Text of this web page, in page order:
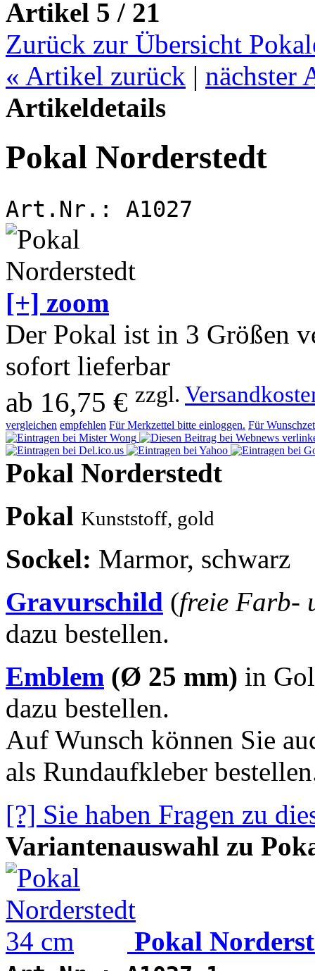
Artikel 5 / 21
Zurück zur Übersicht
« Artikel zurück | nächster
Artikeldetails
Pokal Norderstedt
Art.Nr.: A1027
[+] zoom
Der Pokal ist in 3 Größen
sofort lieferbar
ab 16,75 € zzgl.
vergleichen empfehlen Für Merkzettel bitte einloggen. Für
Pokal Norderstedt
Pokal Kunststoff, gold
Sockel: Marmor, schwarz
Gravurschild (freie Farb-
dazu bestellen.
Emblem (Ø 25 mm) in
dazu bestellen.
Auf Wunsch können Sie
als Rundaufkleber
[?] Sie haben Fragen zu
Variantenauswahl zu
Pokal